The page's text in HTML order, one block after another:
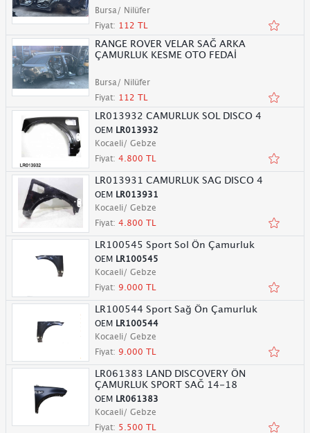
Bursa/ Nilüfer
Fiyat: 112 TL
RANGE ROVER VELAR SAĞ ARKA
ÇAMURLUK KESME OTO FEDAİ
Bursa/ Nilüfer
Fiyat: 112 TL
LR013932 CAMURLUK SOL DISCO 4
OEM LR013932
Kocaeli/ Gebze
Fiyat: 4.800 TL
LR013931 CAMURLUK SAG DISCO 4
OEM LR013931
Kocaeli/ Gebze
Fiyat: 4.800 TL
LR100545 Sport Sol Ön Çamurluk
OEM LR100545
Kocaeli/ Gebze
Fiyat: 9.000 TL
LR100544 Sport Sağ Ön Çamurluk
OEM LR100544
Kocaeli/ Gebze
Fiyat: 9.000 TL
LR061383 LAND DISCOVERY ÖN
ÇAMURLUK SPORT SAĞ 14-18
OEM LR061383
Kocaeli/ Gebze
Fiyat: 5.500 TL